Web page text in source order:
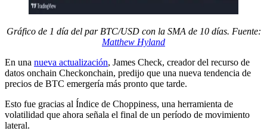
Gráfico de 1 día del par BTC/USD con la SMA de 10 días. Fuente:
Matthew Hyland
En una nueva actualización, James Check, creador del recurso de
datos onchain Checkonchain, predijo que una nueva tendencia de
precios de BTC emergería más pronto que tarde.
Esto fue gracias al Índice de Choppiness, una herramienta de
volatilidad que ahora señala el final de un período de movimiento
lateral.